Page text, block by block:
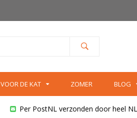
VOOR DE KAT ZOMER BLOG
Per PostNL verzonden door heel